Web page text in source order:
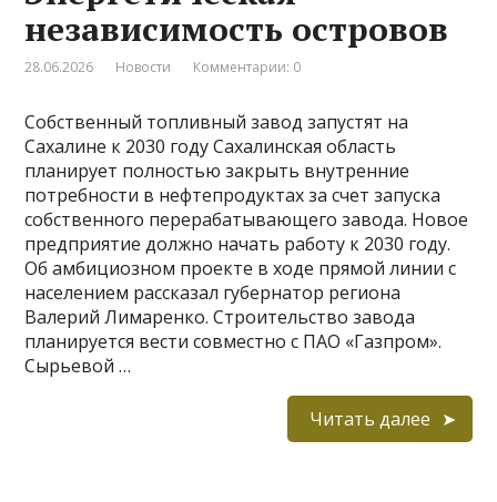
независимость островов
28.06.2026 Новости Комментарии: 0
Собственный топливный завод запустят на
Сахалине к 2030 году Сахалинская область
планирует полностью закрыть внутренние
потребности в нефтепродуктах за счет запуска
собственного перерабатывающего завода. Новое
предприятие должно начать работу к 2030 году.
Об амбициозном проекте в ходе прямой линии с
населением рассказал губернатор региона
Валерий Лимаренко. Строительство завода
планируется вести совместно с ПАО «Газпром».
Сырьевой …
Читать далее